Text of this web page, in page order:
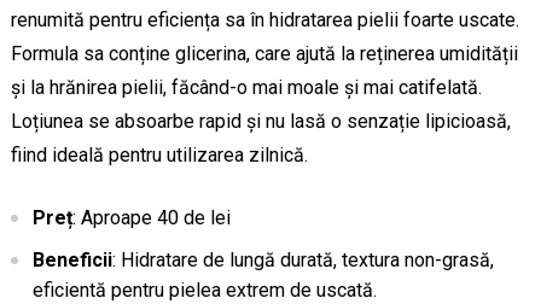
renumită pentru eficiența sa în hidratarea pielii foarte uscate.
Formula sa conține glicerina, care ajută la reținerea umidității
și la hrănirea pielii, făcând-o mai moale și mai catifelată.
Loțiunea se absoarbe rapid și nu lasă o senzație lipicioasă,
fiind ideală pentru utilizarea zilnică.
Preț: Aproape 40 de lei
Beneficii: Hidratare de lungă durată, textura non-grasă,
eficientă pentru pielea extrem de uscată.